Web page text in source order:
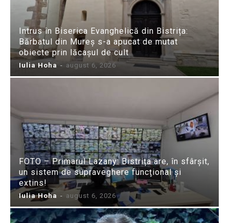
Intrus în Biserica Evanghelică din Bistrița:
Bărbatul din Mureș s-a apucat de mutat
obiecte prin lăcașul de cult
Iulia Hoha - august 6, 2026
FOTO – Primarul Lazany: Bistrița are, în sfârșit,
un sistem de supraveghere funcțional și
extins!
Iulia Hoha - august 6, 2026